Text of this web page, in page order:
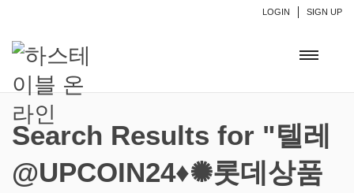
LOGIN SIGN UP
Search Results for "텔레
@UPCOIN24♦✺롯데상품